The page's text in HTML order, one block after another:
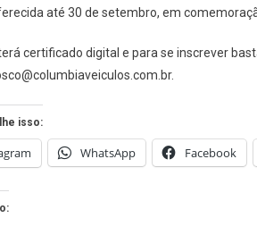
até 30 de setembro, em
certificado digital e para se inscrever
isso:
WhatsApp Facebook